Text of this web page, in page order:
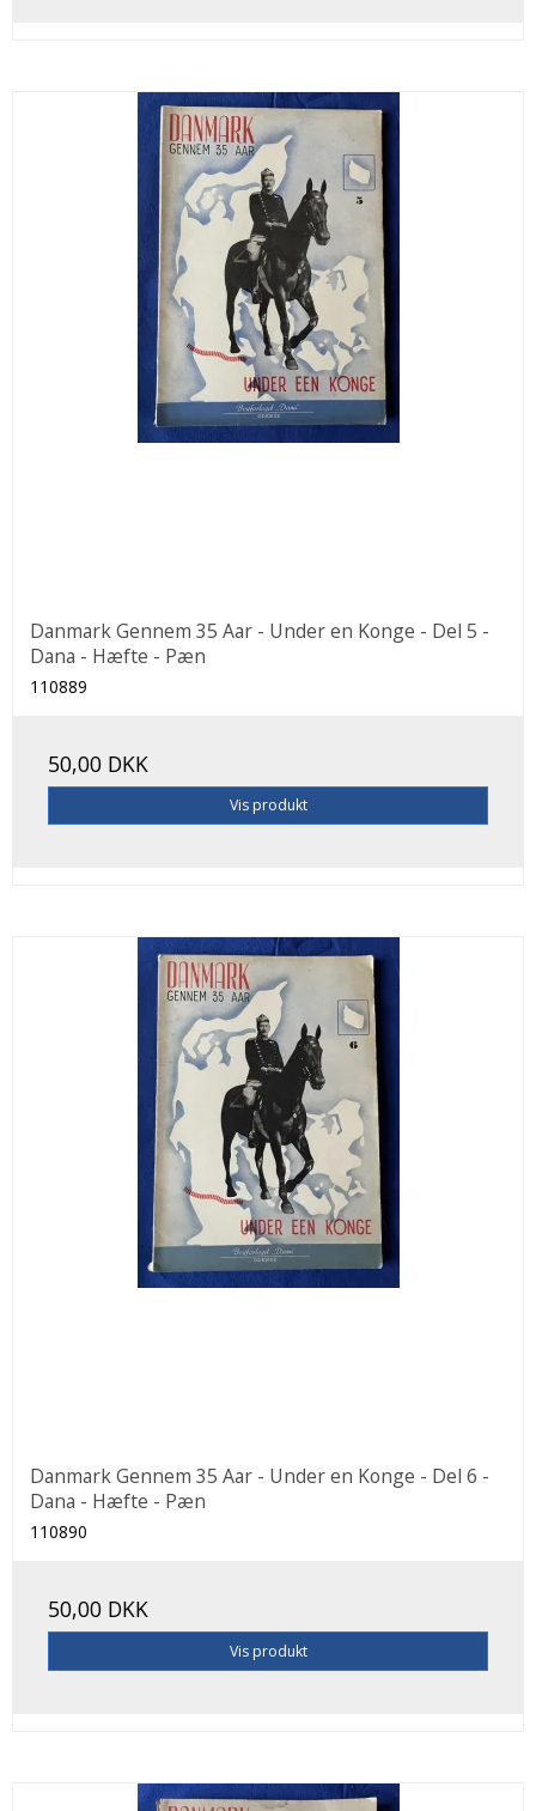
Danmark Gennem 35 Aar - Under en Konge - Del 5 -
Dana - Hæfte - Pæn
110889
50,00 DKK
Vis produkt
Danmark Gennem 35 Aar - Under en Konge - Del 6 -
Dana - Hæfte - Pæn
110890
50,00 DKK
Vis produkt